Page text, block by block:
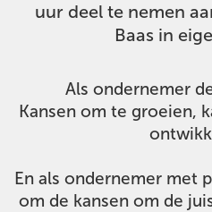
uur deel te nemen
Baas in
Als ondernemer
Kansen om te groeien,
En als ondernemer met
om de kansen om de